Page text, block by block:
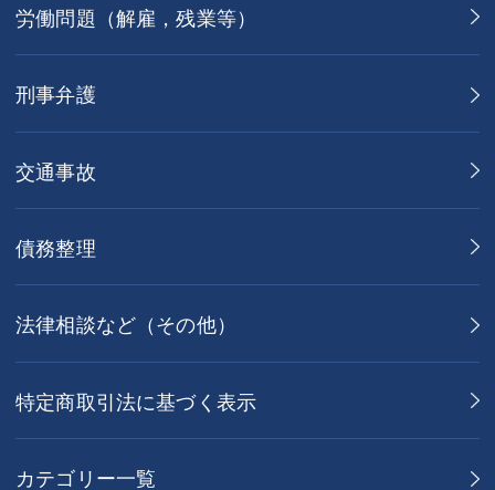
労働問題（解雇，残業等）
刑事弁護
交通事故
債務整理
法律相談など（その他）
特定商取引法に基づく表示
カテゴリー一覧